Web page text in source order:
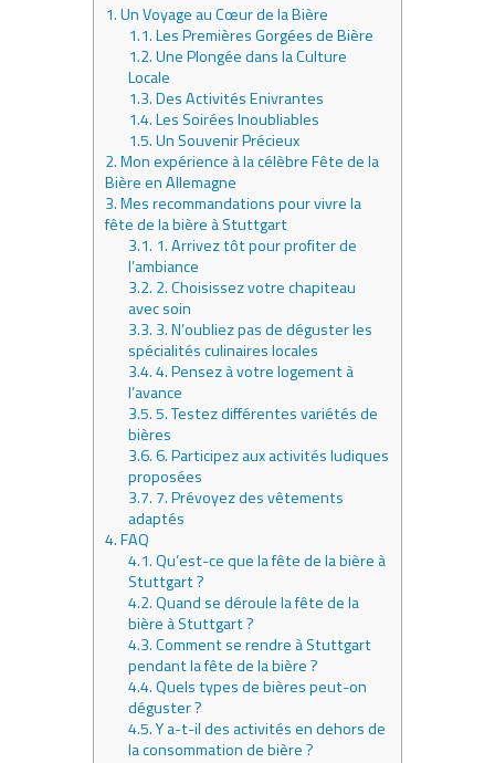
1.Un Voyage au Cœur de la Bière
1.1.Les Premières Gorgées de Bière
1.2.Une Plongée dans la Culture
Locale
1.3.Des Activités Enivrantes
1.4.Les Soirées Inoubliables
1.5.Un Souvenir Précieux
2.Mon expérience à la célèbre Fête de la
Bière en Allemagne
3.Mes recommandations pour vivre la
fête de la bière à Stuttgart
3.1. 1. Arrivez tôt pour profiter de
l’ambiance
3.2. 2. Choisissez votre chapiteau
avec soin
3.3. 3. N’oubliez pas de déguster les
spécialités culinaires locales
3.4.4. Pensez à votre logement à
l’avance
3.5.5. Testez différentes variétés de
bières
3.6.6. Participez aux activités ludiques
proposées
3.7. 7. Prévoyez des vêtements
adaptés
4.FAQ
4.1.Qu’est-ce que la fête de la bière à
Stuttgart ?
4.2.Quand se déroule la fête de la
bière à Stuttgart ?
4.3.Comment se rendre à Stuttgart
pendant la fête de la bière ?
4.4.Quels types de bières peut-on
déguster ?
4.5.Y a-t-il des activités en dehors de
la consommation de bière ?